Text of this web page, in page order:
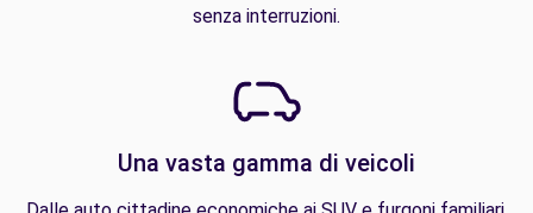
senza interruzioni.
Una vasta gamma di veicoli